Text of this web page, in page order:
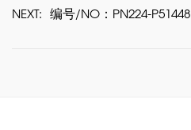
NEXT: 编号/NO：PN224-P51448